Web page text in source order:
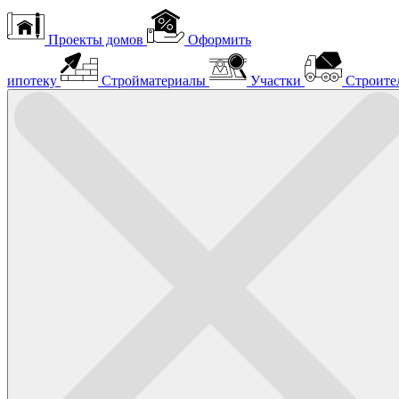
Проекты домов Оформить
ипотеку Стройматериалы Участки